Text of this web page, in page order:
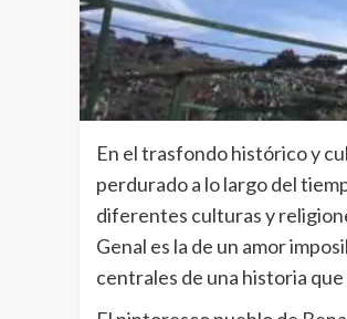
En el trasfondo histórico y
perdurado a lo largo del
diferentes culturas y
Genal es la de un amor
centrales de una historia